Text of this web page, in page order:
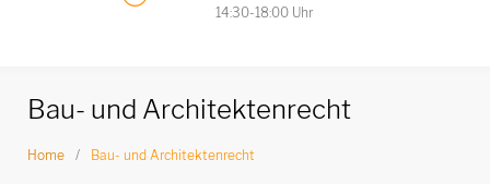
14:30-18:00 Uhr
Bau- und Architektenrecht
Home / Bau- und Architektenrecht